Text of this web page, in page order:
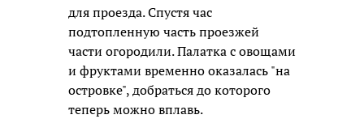
для проезда. Спустя час
подтопленную часть проезжей
части огородили. Палатка с овощами
и фруктами временно оказалась "на
островке", добраться до которого
теперь можно вплавь.